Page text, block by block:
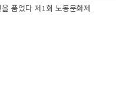
품었다 제1회 노동문화제